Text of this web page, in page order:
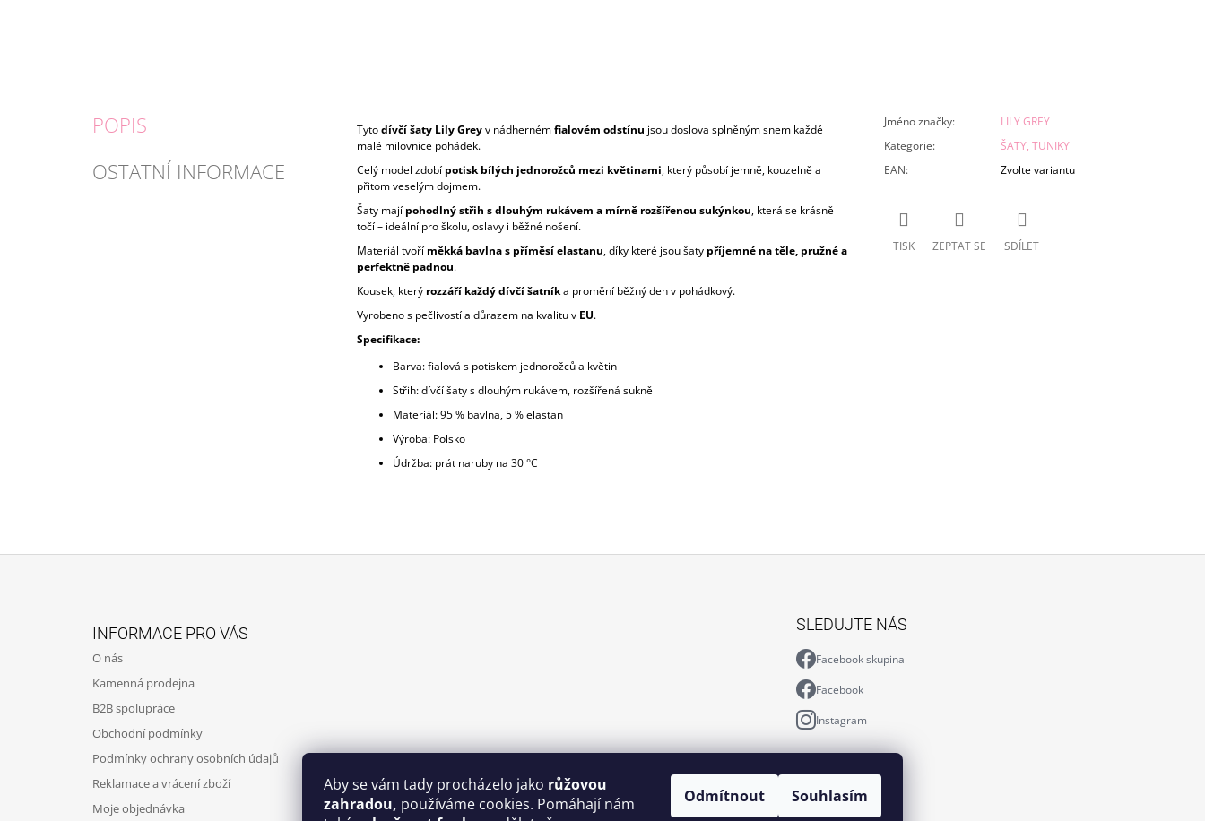
Aby se vám tady procházelo jako růžovou
zahradou, používáme cookies. Pomáhají nám
Odmítnout Souhlasím
POPIS
OSTATNÍ INFORMACE
Tytodívčí šaty Lily Greyv nádhernémfialovém odstínu jsou doslova splněným snem každé
malé milovnice pohádek.
Celý model zdobí potisk bílých jednorožců mezi květinami, který působí jemně, kouzelně a
přitom veselým dojmem.
Šaty mají pohodlný střih s dlouhým rukávem a mírně rozšířenou sukýnkou, která se krásně
točí – ideální pro školu, oslavy i běžné nošení.
Materiál tvoří měkká bavlna s příměsí elastanu, díky které jsou šaty příjemné na těle, pružné a
perfektně padnou.
Kousek, který rozzáří každý dívčí šatníka promění běžný den v pohádkový.
Vyrobeno s pečlivostí a důrazem na kvalitu v EU.
Specifikace:
Barva: fialová s potiskem jednorožců a květin
Střih: dívčí šaty s dlouhým rukávem, rozšířená sukně
Materiál: 95 % bavlna, 5 % elastan
Výroba: Polsko
Údržba: prát naruby na 30 °C
Jméno značky:
LILY GREY
Kategorie:
ŠATY, TUNIKY
EAN: Zvolte variantu
TISK ZEPTAT SE SDÍLET
INFORMACE PRO VÁS
O nás
Kamenná prodejna
B2B spolupráce
Obchodní podmínky
Podmínky ochrany osobních údajů
Reklamace a vrácení zboží
Moje objednávka
SLEDUJTE NÁS
Facebook skupina
Facebook
Instagram